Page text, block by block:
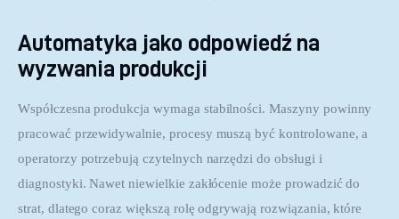
Automatyka jako odpowiedź na
wyzwania produkcji
Współczesna produkcja wymaga stabilności. Maszyny powinny
pracować przewidywalnie, procesy muszą być kontrolowane, a
operatorzy potrzebują czytelnych narzędzi do obsługi i
diagnostyki. Nawet niewielkie zakłócenie może prowadzić do
strat, dlatego coraz większą rolę odgrywają rozwiązania, które